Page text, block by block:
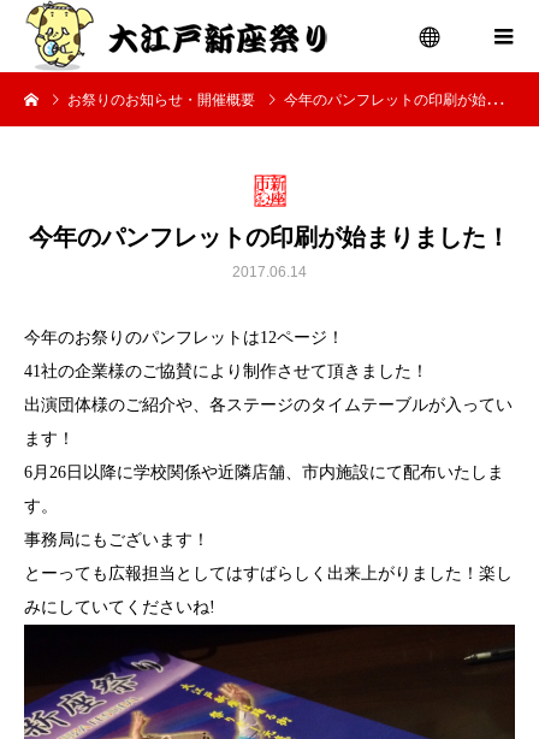
menu
お祭りのお知らせ・開催概要 今年のパンフレットの印刷が始まりました！
今年のパンフレットの印刷が始まりました！
2017.06.14
今年のお祭りのパンフレットは12ページ！
41社の企業様のご協賛により制作させて頂きました！
出演団体様のご紹介や、各ステージのタイムテーブルが入ってい
ます！
6月26日以降に学校関係や近隣店舗、市内施設にて配布いたしま
す。
事務局にもございます！
とーっても広報担当としてはすばらしく出来上がりました！楽し
みにしていてくださいね!